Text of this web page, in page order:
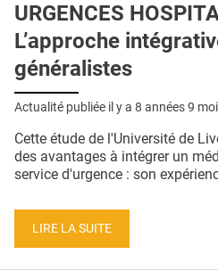
E-REVUE SAD
THÉMA
L'APP
PUBLICITÉ
CONTACT
URGENCES
L’approche
généralistes
Actualité publiée il y a 8 années 9
Cette étude de l'Université de
des avantages à intégrer un
service d'urgence : son
LIRE LA SUITE